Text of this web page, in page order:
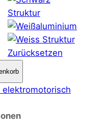
Zurücksetzen
elektromotorisch